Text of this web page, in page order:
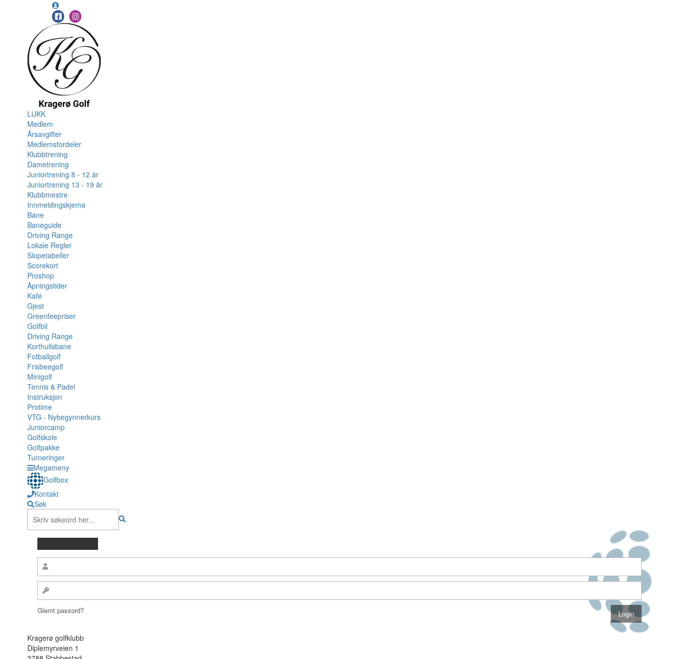
LUKK
Medlem
Årsavgifter
Medlemsfordeler
Klubbtrening
Dametrening
Juniortrening 8 - 12 år
Juniortrening 13 - 19 år
Klubbmestre
Innmeldingskjema
Bane
Baneguide
Driving Range
Lokale Regler
Slopetabeller
Scorekort
Proshop
Åpningstider
Kafé
Gjest
Greenfeepriser
Golfbil
Driving Range
Korthullsbane
Fotballgolf
Frisbeegolf
Minigolf
Tennis & Padel
Instruksjon
Protime
VTG - Nybegynnerkurs
Juniorcamp
Golfskole
Golfpakke
Turneringer
Megameny
Golfbox
Kontakt
Søk
Glemt passord?
Kragerø golfklubb
Diplemyrveien 1